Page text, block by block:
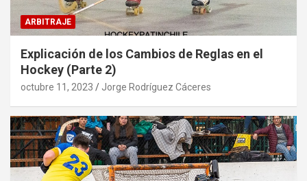
ARBITRAJE
Explicación de los Cambios de Reglas en el
Hockey (Parte 2)
octubre 11, 2023 Jorge Rodríguez Cáceres